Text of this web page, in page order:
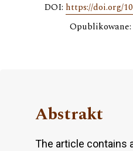
DOI: https://doi.org/
Abstrakt
The article contains